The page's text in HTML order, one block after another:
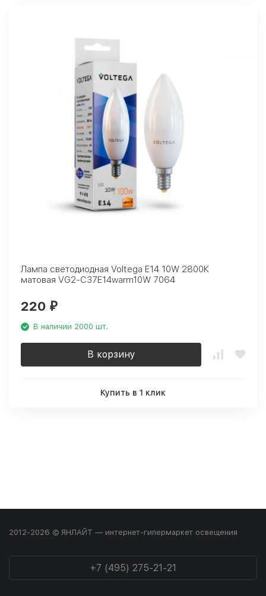
Лампа светодиодная Voltega E14 10W 2800К
матовая VG2-C37E14warm10W 7064
220 ₽
В наличии 2000 шт.
В корзину
Купить в 1 клик
2012-2026 © ЯНЛАЙТ — интернет-гипермаркет освещения
+7 (495) 275-21-21